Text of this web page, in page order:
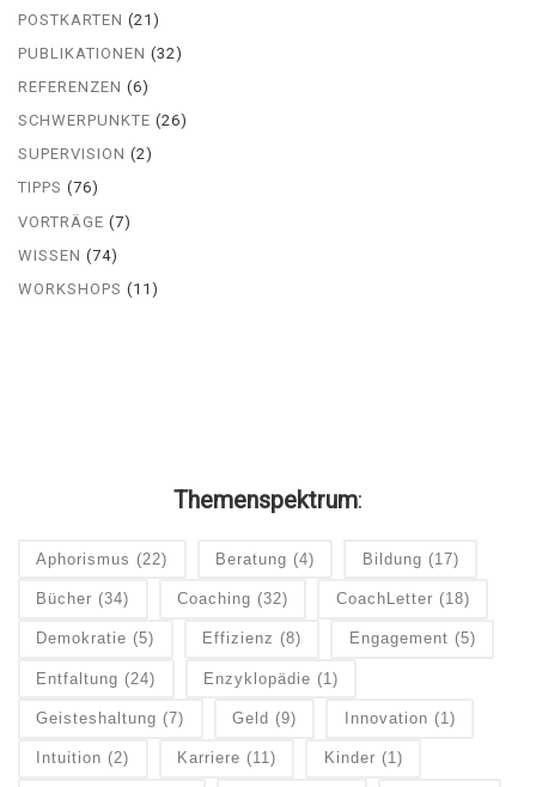
POSTKARTEN (21)
PUBLIKATIONEN (32)
REFERENZEN (6)
SCHWERPUNKTE (26)
SUPERVISION (2)
TIPPS (76)
VORTRÄGE (7)
WISSEN (74)
WORKSHOPS (11)
Themenspektrum:
Aphorismus (22) Beratung (4) Bildung (17)
Bücher (34) Coaching (32) CoachLetter (18)
Demokratie (5) Effizienz (8) Engagement (5)
Entfaltung (24) Enzyklopädie (1)
Geisteshaltung (7) Geld (9) Innovation (1)
Intuition (2) Karriere (11) Kinder (1)